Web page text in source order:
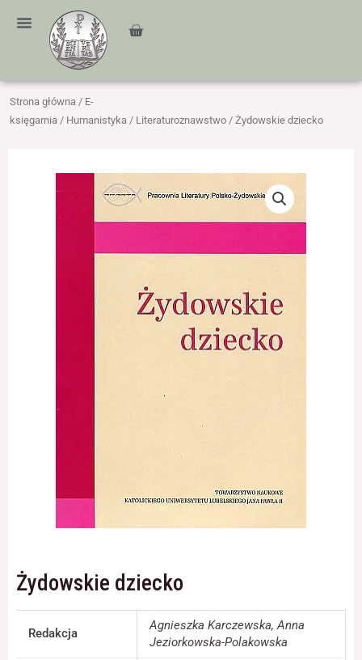
treści
Cart
Strona główna / E-
księgarnia / Humanistyka / Literaturoznawstwo / Żydowskie dziecko
Żydowskie dziecko
Redakcja
Agnieszka Karczewska, Anna
Jeziorkowska-Polakowska
one potrzebne
do
Abyśmy mogli
poprawić
funkcjonalność